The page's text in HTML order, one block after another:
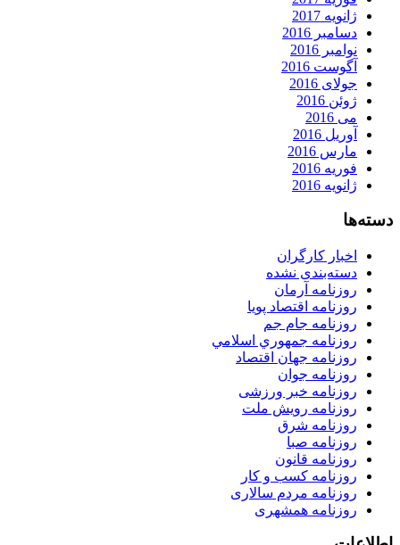
ژانویه 2017
دسامبر 2016
نوامبر 2016
آگوست 2016
جولای 2016
ژوئن 2016
می 2016
آوریل 2016
مارس 2016
فوریه 2016
ژانویه 2016
دسته‌ها
اخبار کارگران
دسته‌بندی نشده
روزنامه آرمان
روزنامه اقتصاد پویا
روزنامه جام جم
روزنامه جمهوري اسلامي
روزنامه جهان اقتصاد
روزنامه جوان
روزنامه خبر ورزشى
روزنامه رویش ملت
روزنامه شرق
روزنامه صبا
روزنامه قانون
روزنامه كسب و كار
روزنامه مردم سالاری
روزنامه همشهری